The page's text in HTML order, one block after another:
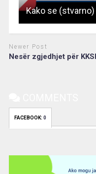
Kako se
Newer Post
Nesër zgjedhjet për
FACEBOOK: 0